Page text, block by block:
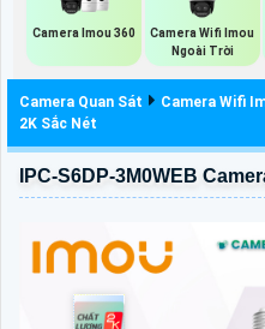
Camera Imou 360
Camera Wifi Imou
Ngoài Trời
Camera Quan Sát Camera Wifi
2K Sắc Nét
IPC-S6DP-3M0WEB